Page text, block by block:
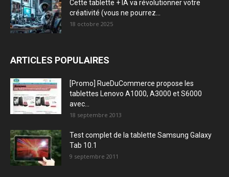
Cette tablette + IA va révolutionner votre
créativité (vous ne pourrez...
18 octobre 2025
ARTICLES POPULAIRES
[Promo] RueDuCommerce propose les
tablettes Lenovo A1000, A3000 et S6000
avec...
18 septembre 2013
Test complet de la tablette Samsung Galaxy
Tab 10.1
9 septembre 2011